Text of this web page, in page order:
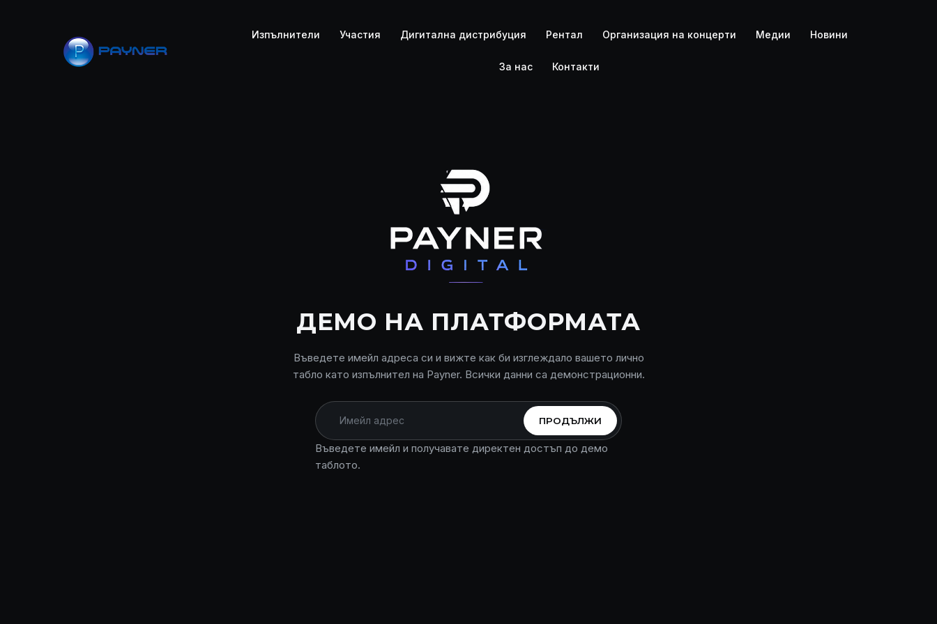
Изпълнители Участия Дигитална дистрибуция Рентал Организация на концерти Медии Новини
За нас Контакти
ДЕМО НА ПЛАТФОРМАТА
Въведете имейл адреса си и вижте как би изглеждало вашето лично
табло като изпълнител на Payner. Всички данни са демонстрационни.
ПРОДЪЛЖИ
Въведете имейл и получавате директен достъп до демо
таблото.